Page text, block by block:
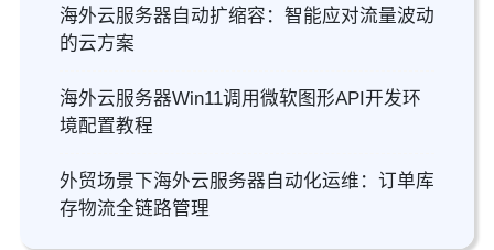
海外云服务器自动扩缩容：智能应对流量波动
的云方案
海外云服务器Win11调用微软图形API开发环
境配置教程
外贸场景下海外云服务器自动化运维：订单库
存物流全链路管理